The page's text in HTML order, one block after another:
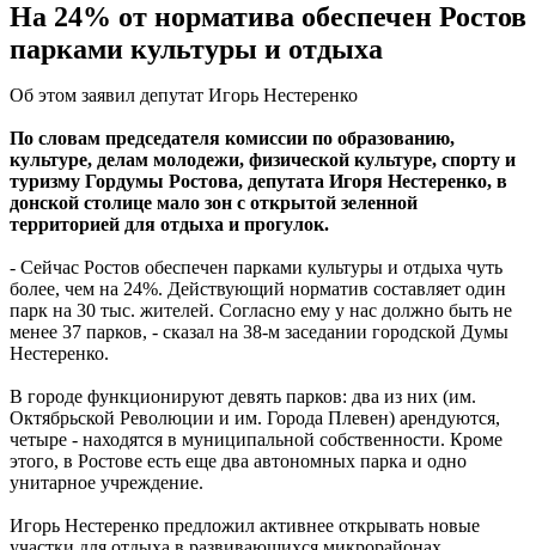
На 24% от норматива обеспечен Ростов
парками культуры и отдыха
Об этом заявил депутат Игорь Нестеренко
По словам председателя комиссии по образованию,
культуре, делам молодежи, физической культуре, спорту и
туризму Гордумы Ростова, депутата Игоря Нестеренко, в
донской столице мало зон с открытой зеленной
территорией для отдыха и прогулок.
- Сейчас Ростов обеспечен парками культуры и отдыха чуть
более, чем на 24%. Действующий норматив составляет один
парк на 30 тыс. жителей. Согласно ему у нас должно быть не
менее 37 парков, - сказал на 38-м заседании городской Думы
Нестеренко.
В городе функционируют девять парков: два из них (им.
Октябрьской Революции и им. Города Плевен) арендуются,
четыре - находятся в муниципальной собственности. Кроме
этого, в Ростове есть еще два автономных парка и одно
унитарное учреждение.
Игорь Нестеренко предложил активнее открывать новые